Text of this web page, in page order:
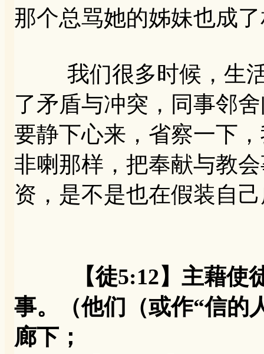
那个总骂她的姊妹也成
我们很多时候，生活
了矛盾与冲突，同事邻
要静下心来，省察一下
非喇那样，把奉献与教
资，是不是也在假装自
【徒5:12】主藉
事。（他们（或作“信的
廊下；